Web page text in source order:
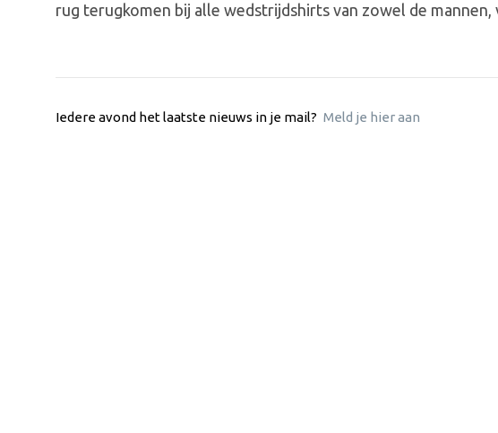
rug terugkomen bij alle wedstrijdshirts van zowel de mannen,
Iedere avond het laatste nieuws in je mail? Meld je hier aan